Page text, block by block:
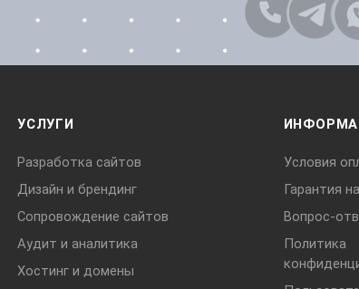
УСЛУГИ
Разработка сайтов
Дизайн и брендинг
Сопровождение сайтов
Аудит и аналитика
Хостинг и домены
Условия
Гарантия
Вопрос-
Политика